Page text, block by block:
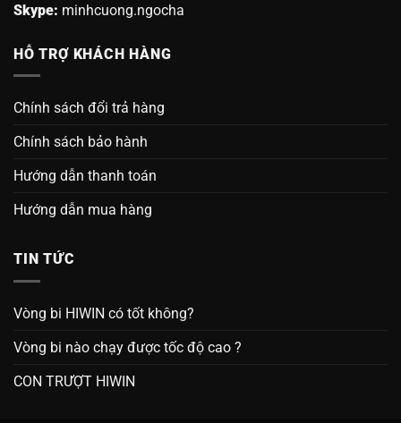
Skype: minhcuong.ngocha
HỖ TRỢ KHÁCH HÀNG
Chính sách đổi trả hàng
Chính sách bảo hành
Hướng dẫn thanh toán
Hướng dẫn mua hàng
TIN TỨC
Vòng bi HIWIN có tốt không?
Vòng bi nào chạy được tốc độ cao ?
CON TRƯỢT HIWIN